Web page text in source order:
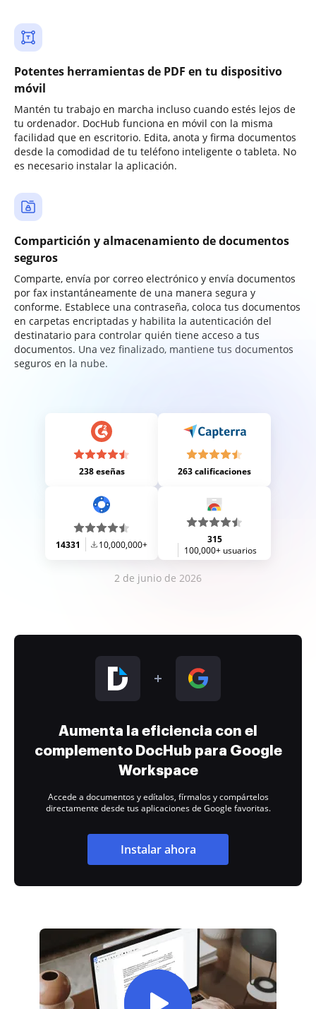
Potentes herramientas de PDF en tu dispositivo
móvil
Mantén tu trabajo en marcha incluso cuando estés lejos de
tu ordenador. DocHub funciona en móvil con la misma
facilidad que en escritorio. Edita, anota y firma documentos
desde la comodidad de tu teléfono inteligente o tableta. No
es necesario instalar la aplicación.
Compartición y almacenamiento de documentos
seguros
Comparte, envía por correo electrónico y envía documentos
por fax instantáneamente de una manera segura y
conforme. Establece una contraseña, coloca tus documentos
en carpetas encriptadas y habilita la autenticación del
destinatario para controlar quién tiene acceso a tus
documentos. Una vez finalizado, mantiene tus documentos
seguros en la nube.
238 eseñas 263 calificaciones
14331 10,000,000+
315
100,000+ usuarios
2 de junio de 2026
Aumenta la eficiencia con el
complemento DocHub para Google
Workspace
Accede a documentos y edítalos, fírmalos y compártelos
directamente desde tus aplicaciones de Google favoritas.
Instalar ahora